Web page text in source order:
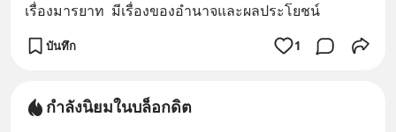
เรื่องมารยาท  มีเรื่องของอำนาจและผลประโยชน์
บันทึก 1
กำลังนิยมในบล็อกดิต